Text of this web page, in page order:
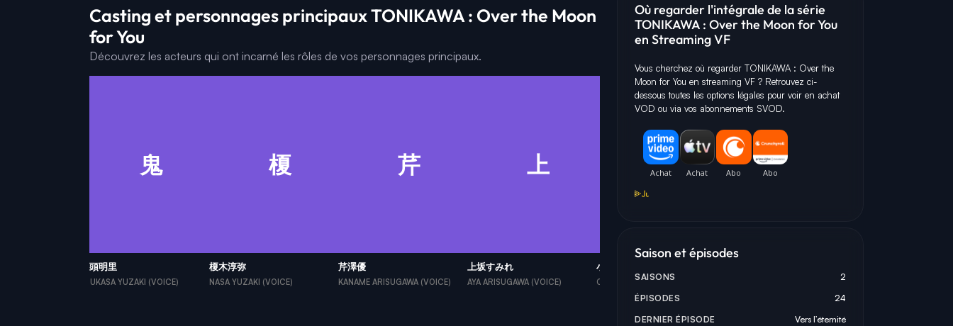
Casting et personnages principaux TONIKAWA : Over the Moon
for You
Découvrez les acteurs qui ont incarné les rôles de vos personnages principaux.
鬼
鬼頭明里
TSUKASA YUZAKI (VOICE)
榎
榎木淳弥
NASA YUZAKI (VOICE)
芹
芹澤優
KANAME ARISUGAWA (VOICE)
上
上坂すみれ
AYA ARISUGAWA (VOICE)
小
小原好美
CHITOSE KAGINOJI (VOICE)
大
Où regarder l'intégrale de la série
TONIKAWA : Over the Moon for You
en Streaming VF
Vous cherchez où regarder TONIKAWA : Over the
Moon for You en streaming VF ? Retrouvez ci-
dessous toutes les options légales pour voir en achat
VOD ou via vos abonnements SVOD.
Saison et épisodes
SAISONS
2
ÉPISODES
24
DERNIER ÉPISODE
Vers l’éternité